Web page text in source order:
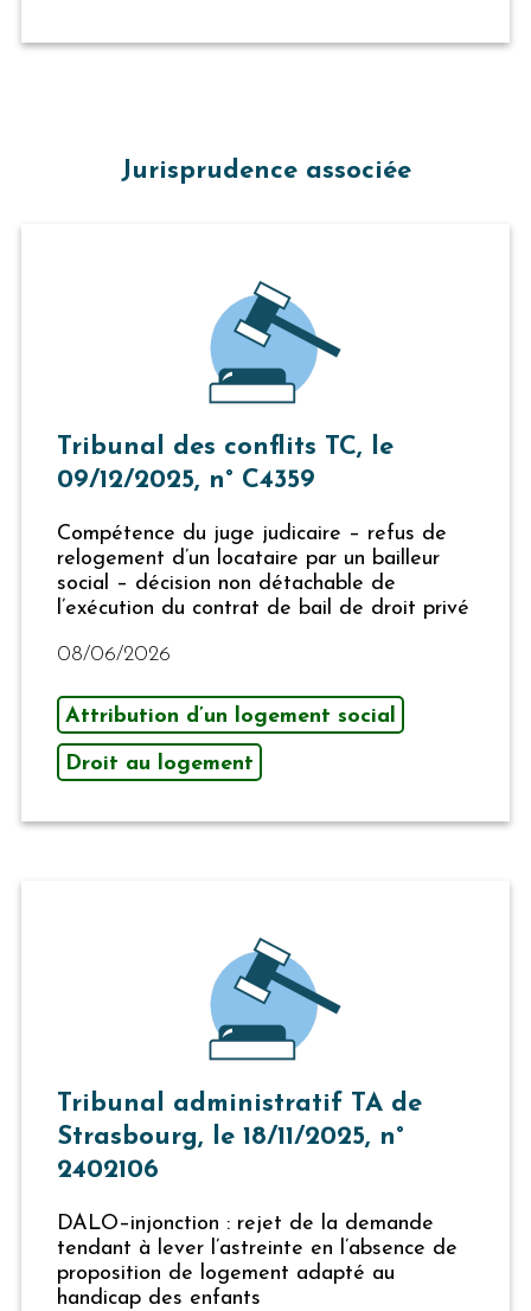
Jurisprudence associée
Tribunal des conflits TC, le
09/12/2025, n° C4359
Compétence du juge judicaire – refus de
relogement d’un locataire par un bailleur
social – décision non détachable de
l’exécution du contrat de bail de droit privé
08/06/2026
Attribution d’un logement social
Droit au logement
Tribunal administratif TA de
Strasbourg, le 18/11/2025, n°
2402106
DALO–injonction : rejet de la demande
tendant à lever l’astreinte en l’absence de
proposition de logement adapté au
handicap des enfants